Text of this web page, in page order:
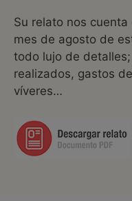
Su relato nos
mes de agosto de
todo lujo de
realizados, gastos
víveres…